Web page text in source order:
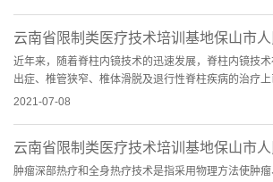
近年来，随着脊柱内镜技术的迅速发展，脊柱内镜技
出症、椎管狭窄、椎体滑脱及退行性脊柱疾病的治疗
果已得到越来越广泛的...
2021-07-08
肿瘤深部热疗和全身热疗技术是指采用物理方法使肿